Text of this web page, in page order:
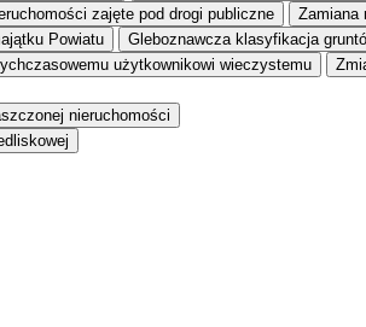
zajęte pod drogi publiczne
Zamiana
Powiatu
Gleboznawcza klasyfikacja
użytkownikowi wieczystemu
nieruchomości